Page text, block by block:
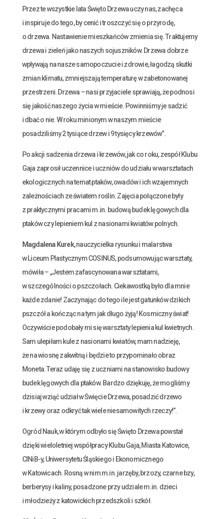
Przez te wszystkie lata Święto Drzewa uczy nas, zachęca
i inspiruje do tego, by cenić i troszczyć się o przyrodę,
o drzewa. Nastawienie mieszkańców zmienia się. Traktujemy
drzewa i zieleń jako naszych sojuszników. Drzewa dobrze
wpływają na nasze samopoczucie i zdrowie, łagodzą skutki
zmian klimatu, zmniejszają temperaturę w zabetonowanej
przestrzeni. Drzewa – nasi przyjaciele sprawiają, że podnosi
się jakość naszego życia w mieście. Powinniśmy je sadzić
i dbać o nie. W roku minionym w naszym mieście
posadziliśmy 2 tysiące drzew i 9 tysięcy krzewów”.
Po akcji sadzenia drzewa i krzewów, jak co roku, zespół Klubu
Gaja zaprosił uczennice i uczniów do udziału w warsztatach
ekologicznych na temat ptaków, owadów i ich wzajemnych
zależnościach ze światem roślin. Zajęcia połączone były
z praktycznymi pracami m.in. budową budek lęgowych dla
ptaków czy lepieniem kul z nasionami kwiatów polnych.
Magdalena Kurek, nauczycielka rysunku i malarstwa
w Liceum Plastycznym COSINUS, podsumowując warsztaty,
mówiła – „Jestem zafascynowana warsztatami,
w szczególności o pszczołach. Ciekawostką było dla mnie
każde zdanie! Zaczynając do tego ile jest gatunków dzikich
pszczół a kończąc na tym jak długo żyją! Kosmiczny świat!
Oczywiście podobały mi się warsztaty lepienia kul kwietnych.
Sam ulepiłam kule z nasionami kwiatów, mam nadzieję,
że na wiosnę zakwitną i będzie to przypominało obraz
Moneta. Teraz udaję się z uczniami na stanowisko budowy
budek lęgowych dla ptaków. Bardzo dziękuję, że mogliśmy
dzisiaj wziąć udział w Święcie Drzewa, posadzić drzewo
i krzewy oraz odkryć tak wiele niesamowitych rzeczy!”.
Ogród Nauk, w którym odbyło się Święto Drzewa powstał
dzięki wieloletniej współpracy Klubu Gaja, Miasta Katowice,
CINiB-y, Uniwersytetu Śląskiego i Ekonomicznego
w Katowicach. Rosną w nim m.in. jarzęby, brzozy, czarne bzy,
berberysy i kaliny, posadzone przy udziale m.in. dzieci
i młodzieży z katowickich przedszkoli i szkół.